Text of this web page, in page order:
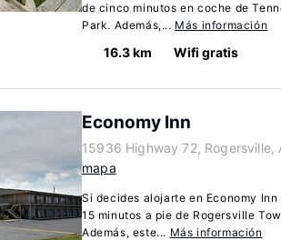
de cinco minutos en coche de
Park. Además,... Más información
16.3 km Wifi gratis
Economy Inn
15936 Highway 72, Rogersville,
mapa
Si decides alojarte en Economy
15 minutos a pie de Rogersville
Además, este... Más información